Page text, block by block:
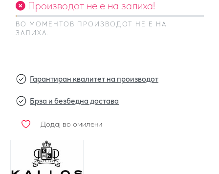
Производот не е на залиха!
ВО МОМЕНТОВ ПРОИЗВОДОТ НЕ Е НА
ЗАЛИХА.
Гарантиран квалитет на производот
Брза и безбедна достава
Додај во омилени